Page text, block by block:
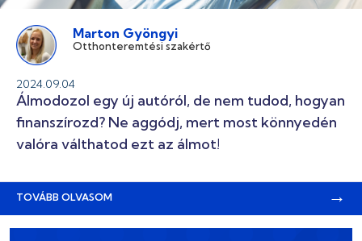
Marton Gyöngyi
Otthonteremtési szakértő
2024.09.04
Álmodozol egy új autóról, de nem tudod, hogyan
finanszírozd? Ne aggódj, mert most könnyedén
valóra válthatod ezt az álmot!
TOVÁBB OLVASOM →